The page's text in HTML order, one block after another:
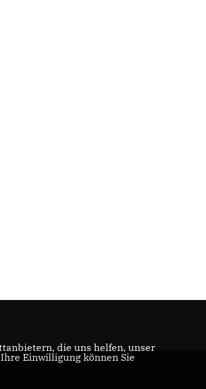
die uns helfen, unser
Einwilligung können Sie